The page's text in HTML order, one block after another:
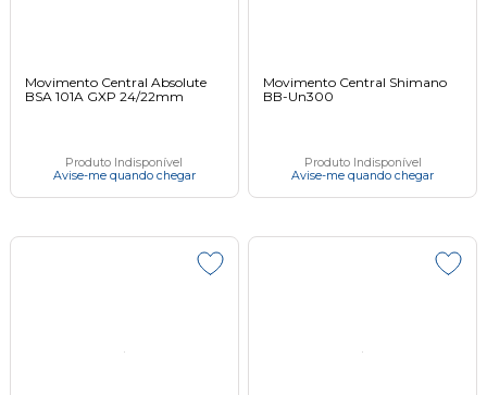
Movimento Central Absolute
BSA 101A GXP 24/22mm
Produto Indisponível
Avise-me quando chegar
Movimento Central Shimano
BB-Un300
Produto Indisponível
Avise-me quando chegar